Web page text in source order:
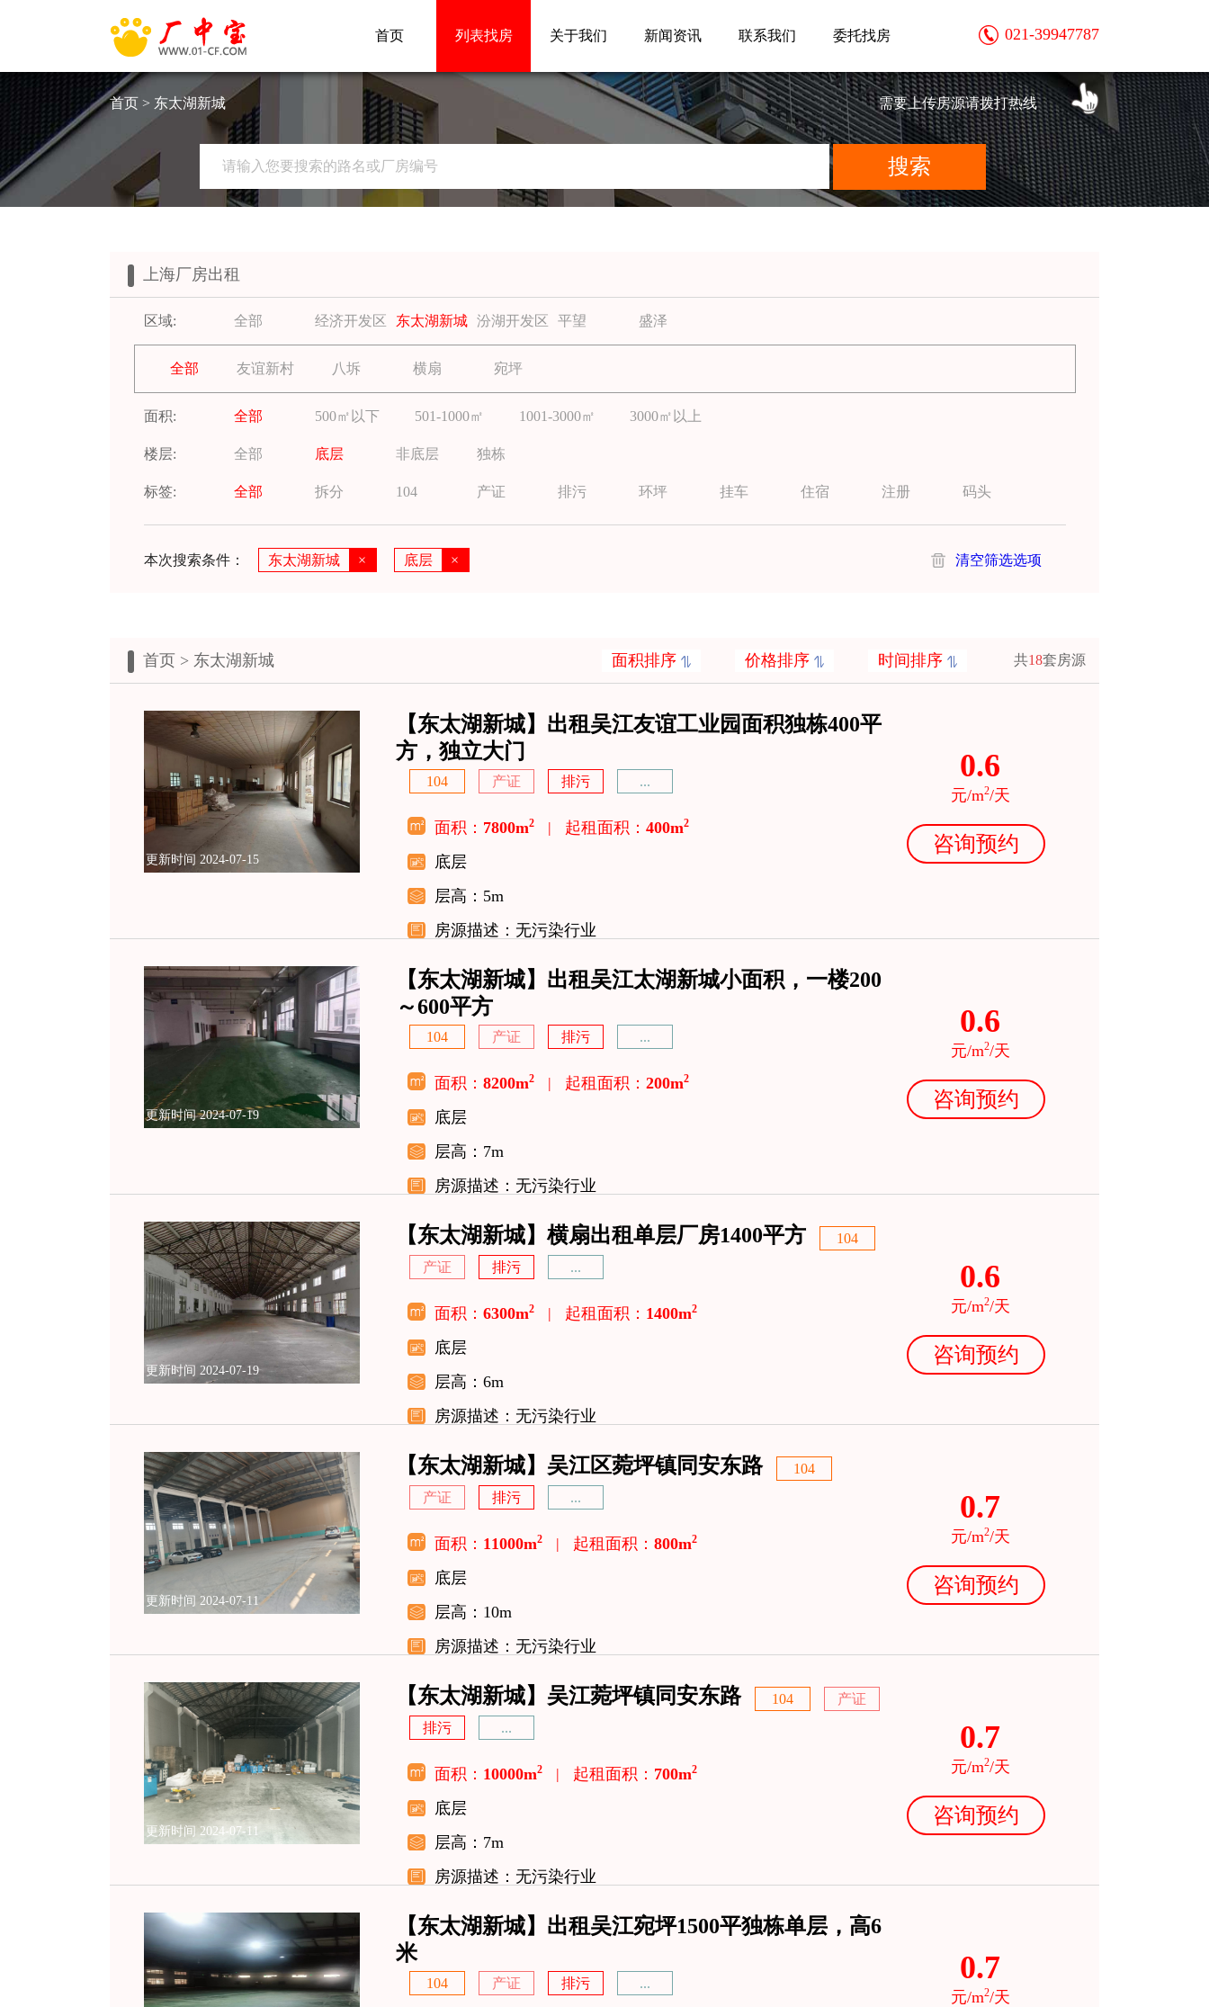
首页 列表找房 关于我们 新闻资讯 联系我们 委托找房 021-39947787
首页 > 东太湖新城 需要上传房源请拨打热线
上海厂房出租
区域: 全部 经济开发区 东太湖新城 汾湖开发区 平望 盛泽
全部 友谊新村 八坼 横扇 宛坪
面积: 全部 500㎡以下 501-1000㎡ 1001-3000㎡ 3000㎡以上
楼层: 全部 底层 非底层 独栋
标签: 全部 拆分 104 产证 排污 环坪 挂车 住宿 注册 码头
本次搜索条件： 东太湖新城 × 底层 × 清空筛选选项
首页 > 东太湖新城 面积排序 价格排序 时间排序 共18套房源
更新时间 2024-07-15
【东太湖新城】出租吴江友谊工业园面积独栋400平
方，独立大门
104 产证 排污 ...
面积： 7800m2 | 起租面积： 400m2
底层
层高：5m
房源描述：无污染行业
0.6
元/m2/天
咨询预约
更新时间 2024-07-19
【东太湖新城】出租吴江太湖新城小面积，一楼200
～600平方
104 产证 排污 ...
面积： 8200m2 | 起租面积： 200m2
底层
层高：7m
房源描述：无污染行业
0.6
元/m2/天
咨询预约
更新时间 2024-07-19
【东太湖新城】横扇出租单层厂房1400平方
104
产证
排污 ...
面积： 6300m2 | 起租面积： 1400m2
底层
层高：6m
房源描述：无污染行业
0.6
元/m2/天
咨询预约
更新时间 2024-07-11
【东太湖新城】吴江区菀坪镇同安东路
104
产证
排污 ...
面积： 11000m2 | 起租面积： 800m2
底层
层高：10m
房源描述：无污染行业
0.7
元/m2/天
咨询预约
更新时间 2024-07-11
【东太湖新城】吴江菀坪镇同安东路 104
产证
排污
...
面积： 10000m2 | 起租面积： 700m2
底层
层高：7m
房源描述：无污染行业
0.7
元/m2/天
咨询预约
【东太湖新城】出租吴江宛坪1500平独栋单层，高6
米
104 产证 排污 ... 0.7
元/m2/天